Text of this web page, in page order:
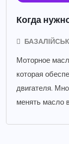
Когда
Моторное
которая
двигателя.
менять масло